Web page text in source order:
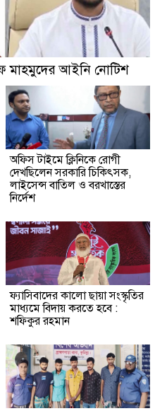
মাহমুদের আইনি নোটিশ
অফিস টাইমে ক্লিনিকে রোগী
দেখছিলেন সরকারি চিকিৎসক,
লাইসেন্স বাতিল ও বরখাস্তের
নির্দেশ
ফ্যাসিবাদের কালো ছায়া সংস্কৃতির
মাধ্যমে বিদায় করতে হবে :
শফিকুর রহমান